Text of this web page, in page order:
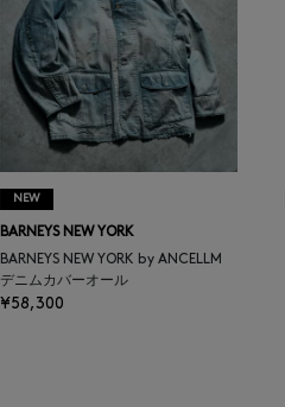
NEW
BARNEYS NEW YORK
BARNEYS NEW YORK by ANCELLM
デニムカバーオール
¥58,300